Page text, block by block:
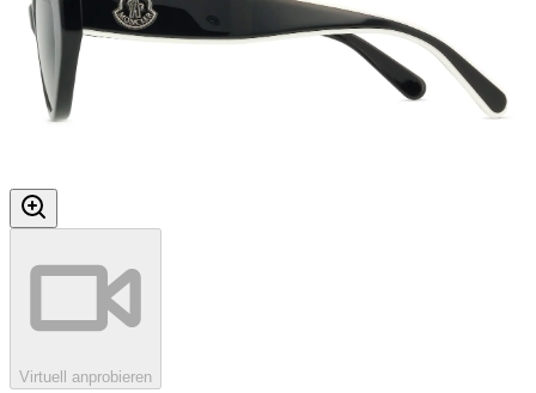
Virtuell anprobieren